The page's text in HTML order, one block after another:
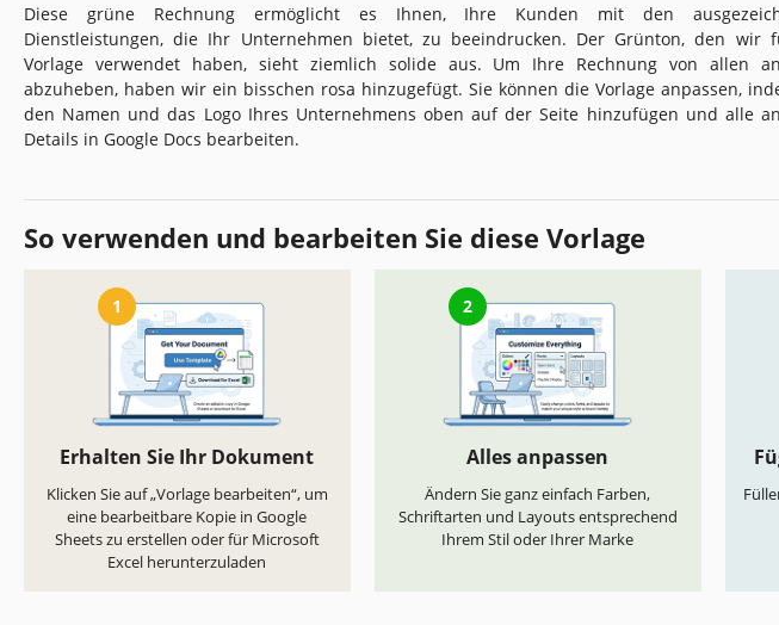
Diese grüne Rechnung ermöglicht es Ihnen, Ihre Kunden mit den
Dienstleistungen, die Ihr Unternehmen bietet, zu beeindrucken. Der Grünton, den wir
Vorlage verwendet haben, sieht ziemlich solide aus. Um Ihre Rechnung von allen
abzuheben, haben wir ein bisschen rosa hinzugefügt. Sie können die Vorlage anpassen,
den Namen und das Logo Ihres Unternehmens oben auf der Seite hinzufügen und alle
Details in Google Docs bearbeiten.
So verwenden und bearbeiten Sie diese Vorlage
1
Erhalten Sie Ihr Dokument
Klicken Sie auf „Vorlage bearbeiten“, um
eine bearbeitbare Kopie in Google
Sheets zu erstellen oder für Microsoft
Excel herunterzuladen
2
Alles anpassen
Ändern Sie ganz einfach Farben,
Schriftarten und Layouts entsprechend
Ihrem Stil oder Ihrer Marke